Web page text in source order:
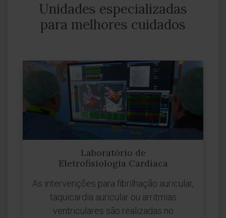
Unidades especializadas
para melhores cuidados
Laboratório de
Eletrofisiologia Cardíaca
As intervenções para fibrilhação auricular,
taquicardia auricular ou arritmias
ventriculares são realizadas no